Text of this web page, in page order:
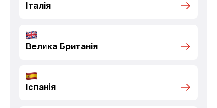
Італія
Велика Британія
Іспанія